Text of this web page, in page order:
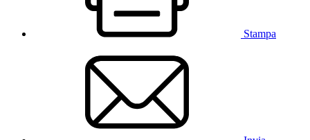
Stampa